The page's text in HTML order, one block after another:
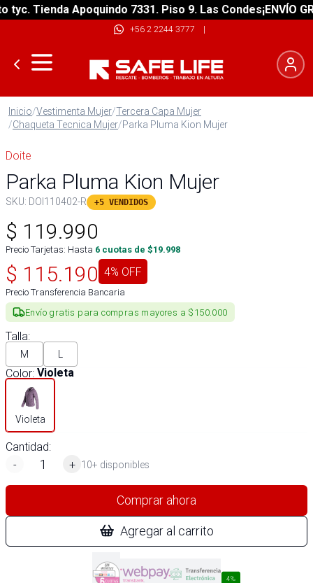
Tienda Apoquindo 7331. Piso 9. Las Condes¡ENVÍO
+56 2 2244 3777 |
Inicio/Vestimenta Mujer/Tercera Capa Mujer
/Chaqueta Tecnica Mujer/Parka Pluma Kion Mujer
Doite
Parka Pluma Kion Mujer
SKU: DOI110402-R +5 VENDIDOS
$ 119.990
Precio Tarjetas: Hasta 6 cuotas de $19.998
$ 115.190 4% OFF
Precio Transferencia Bancaria
Envío gratis para compras mayores a $150.000
Talla:
M L
Color: Violeta
Violeta
Cantidad:
-
+ 10+ disponibles
Comprar ahora
Agregar al carrito
4%